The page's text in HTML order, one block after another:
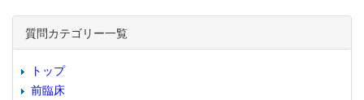
質問カテゴリー一覧
トップ
前臨床